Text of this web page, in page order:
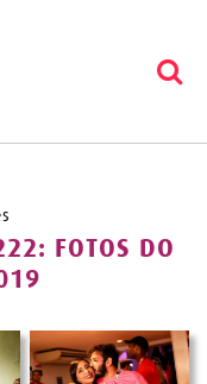
FOTOS DO